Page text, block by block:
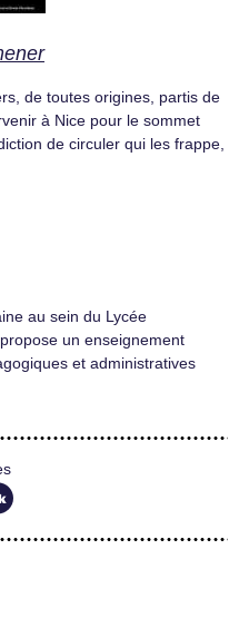
de toutes origines, partis de
à Nice pour le sommet
de circuler qui les frappe,
au sein du Lycée
un enseignement
et administratives